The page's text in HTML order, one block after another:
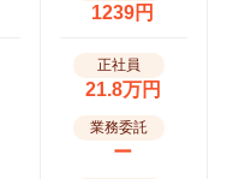
1239円
正社員
21.8万円
業務委託
ー